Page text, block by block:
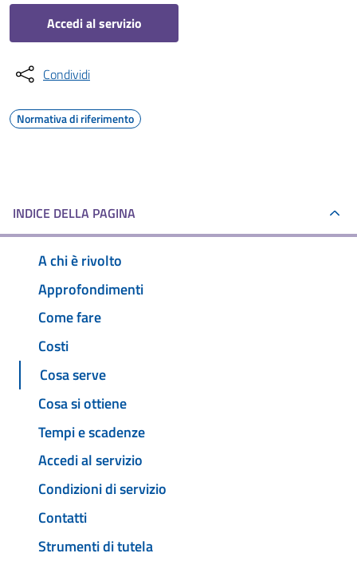
Accedi al servizio
Condividi
Normativa di riferimento
INDICE DELLA PAGINA
A chi è rivolto
Approfondimenti
Come fare
Costi
Cosa serve
Cosa si ottiene
Tempi e scadenze
Accedi al servizio
Condizioni di servizio
Contatti
Strumenti di tutela